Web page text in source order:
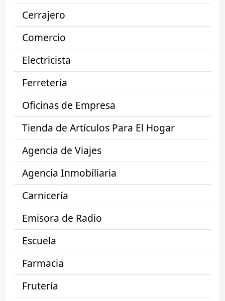
Cerrajero
Comercio
Electricista
Ferretería
Oficinas de Empresa
Tienda de Artículos Para El Hogar
Agencia de Viajes
Agencia Inmobiliaria
Carnicería
Emisora de Radio
Escuela
Farmacia
Frutería